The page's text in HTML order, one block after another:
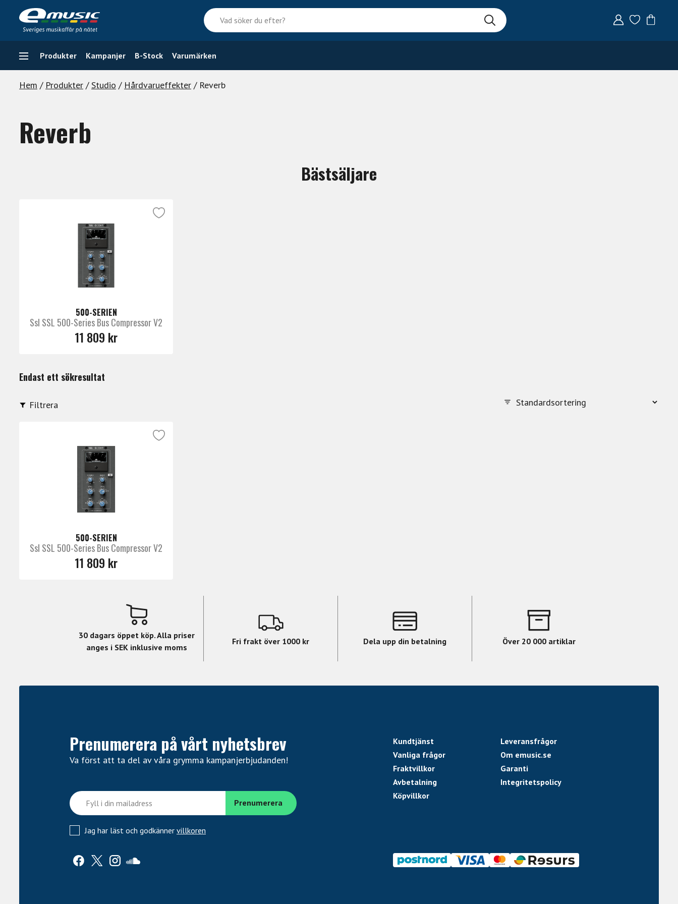
content
Vad
söker
du
efter?
Produkter Kampanjer B-Stock Varumärken
Hem / Produkter /Studio / Hårdvarueffekter / Reverb
Reverb
Bästsäljare
500-SERIEN
Ssl SSL 500-Series Bus Compressor V2
11 809 kr
Endast ett sökresultat
Filtrera
500-SERIEN
Ssl SSL 500-Series Bus Compressor V2
11 809 kr
30 dagars öppet köp. Alla priser
anges i SEK inklusive moms
Fri frakt över 1000 kr Dela upp din betalning Över 20 000 artiklar
Prenumerera på vårt nyhetsbrev
Va först att ta del av våra grymma kampanjerbjudanden!
Jag har läst och godkänner villkoren
Kundtjänst
Leveransfrågor
Vanliga frågor
Om emusic.se
Fraktvillkor
Garanti
Avbetalning
Integritetspolicy
Köpvillkor